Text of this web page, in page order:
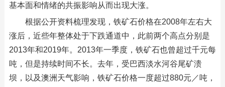
基本面和情绪的共振影响从而出现大涨。
根据公开资料梳理发现，铁矿石价格在2008年左右大
涨后，近些年整体处于下跌通道中，此前两个高点分别是
2013年和2019年。2013年一季度，铁矿石也曾超过千元每
吨，但是持续时间不长。去年，受巴西淡水河谷尾矿溃
坝，以及澳洲天气影响，铁矿石价格一度超过880元／吨，